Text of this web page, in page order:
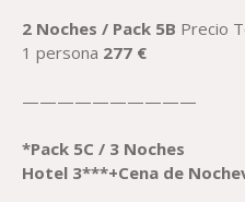
2 Noches / Pack 5B Precio
1 persona 277 €
——————————
*Pack 5C / 3 Noches
Hotel 3***+Cena de